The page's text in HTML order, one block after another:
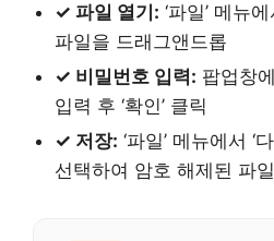
✓ 파일 열기: ‘파일’ 메뉴
파일을 드래그앤드롭
✓ 비밀번호 입력: 팝업창
입력 후 ‘확인’ 클릭
✓ 저장: ‘파일’ 메뉴에서 ‘
선택하여 암호 해제된 파